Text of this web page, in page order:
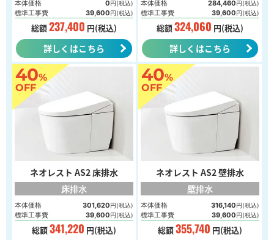
本体価格 0円(税込)
標準工事費 39,600円(税込)
総額237,400 円(税込)
詳しくはこちら
本体価格 284,460円(税込)
標準工事費 39,600円(税込)
総額324,060 円(税込)
詳しくはこちら
40%
OFF
ネオレスト AS2 床排水
床排水
本体価格 301,620円(税込)
標準工事費 39,600円(税込)
総額341,220 円(税込)
40%
OFF
ネオレスト AS2 壁排水
壁排水
本体価格 316,140円(税込)
標準工事費 39,600円(税込)
総額355,740 円(税込)